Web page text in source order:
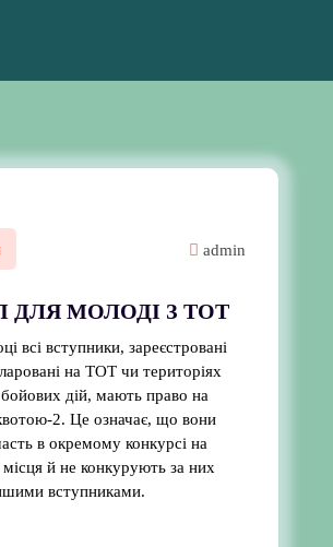
admin
ДЛЯ МОЛОДІ З ТОТ
всі вступники, зареєстровані
на ТОТ чи територіях
дій, мають право на
2. Це означає, що вони
в окремому конкурсі на
й не конкурують за них
вступниками.